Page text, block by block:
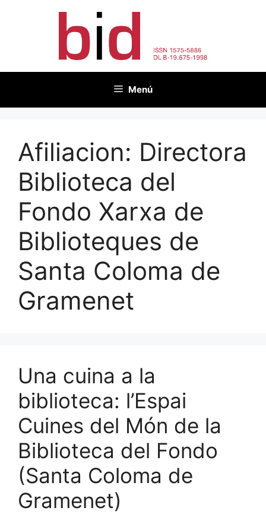
Menú
Afiliacion: Directora
Biblioteca del
Fondo Xarxa de
Biblioteques de
Santa Coloma de
Gramenet
Una cuina a la
biblioteca: l’Espai
Cuines del Món de la
Biblioteca del Fondo
(Santa Coloma de
Gramenet)